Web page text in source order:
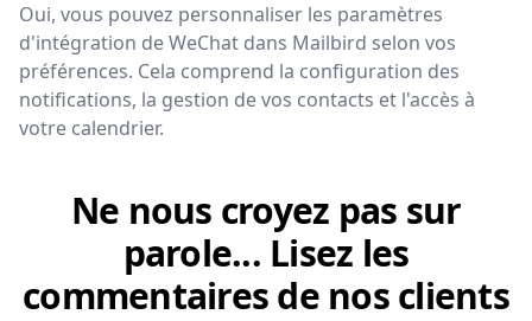
Oui, vous pouvez personnaliser les paramètres
d'intégration de WeChat dans Mailbird selon vos
préférences. Cela comprend la configuration des
notifications, la gestion de vos contacts et l'accès à
votre calendrier.
Ne nous croyez pas sur
parole... Lisez les
commentaires de nos clients